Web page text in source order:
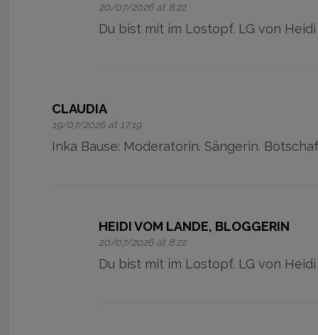
20/07/2026 at 8:22
Du bist mit im Lostopf. LG von Heidi
CLAUDIA
19/07/2026 at 17:19
Inka Bause: Moderatorin. Sängerin.
HEIDI VOM LANDE, BLOGGERIN
20/07/2026 at 8:22
Du bist mit im Lostopf. LG von Heidi